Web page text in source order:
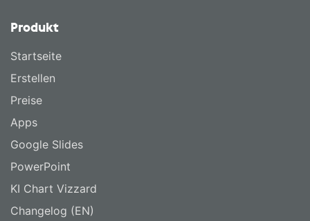
Produkt
Startseite
Erstellen
Preise
Apps
Google Slides
PowerPoint
KI Chart Vizzard
Changelog (EN)